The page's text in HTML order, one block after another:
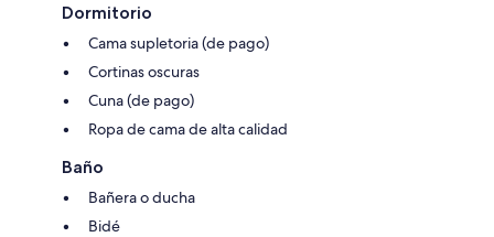
Dormitorio
Cama supletoria (de pago)
Cortinas oscuras
Cuna (de pago)
Ropa de cama de alta calidad
Baño
Bañera o ducha
Bidé